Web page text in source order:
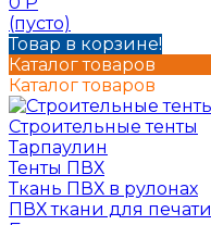
(пусто)
Товар в корзине!
Каталог товаров
Каталог товаров
Строительные тенты
Тарпаулин
Тенты ПВХ
Ткань ПВХ в рулонах
ПВХ ткани для печати